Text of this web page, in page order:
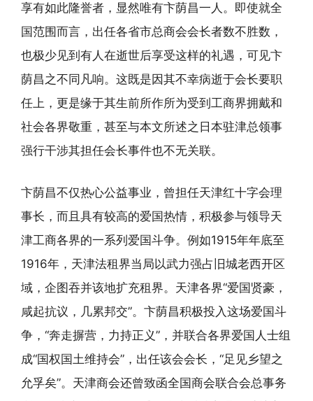
享有如此隆誉者，显然唯有卞荫昌一人。即使就全
国范围而言，出任各省市总商会会长者数不胜数，
也极少见到有人在逝世后享受这样的礼遇，可见卞
荫昌之不同凡响。这既是因其不幸病逝于会长要职
任上，更是缘于其生前所作所为受到工商界拥戴和
社会各界敬重，甚至与本文所述之日本驻津总领事
强行干涉其担任会长事件也不无关联。
卞荫昌不仅热心公益事业，曾担任天津红十字会理
事长，而且具有较高的爱国热情，积极参与领导天
津工商各界的一系列爱国斗争。例如1915年年底至
1916年，天津法租界当局以武力强占旧城老西开区
域，企图吞并该地扩充租界。天津各界“爱国贤豪，
咸起抗议，几累邦交”。卞荫昌积极投入这场爱国斗
争，“奔走摒营，力持正义”，并联合各界爱国人士组
成“国权国土维持会”，出任该会会长，“足见乡望之
允孚矣”。天津商会还曾致函全国商会联合会总事务